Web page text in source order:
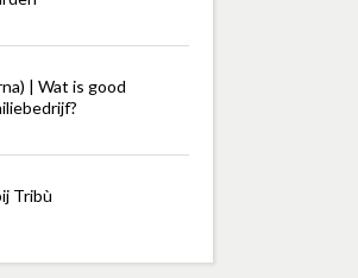
| Wat is good
Tribù